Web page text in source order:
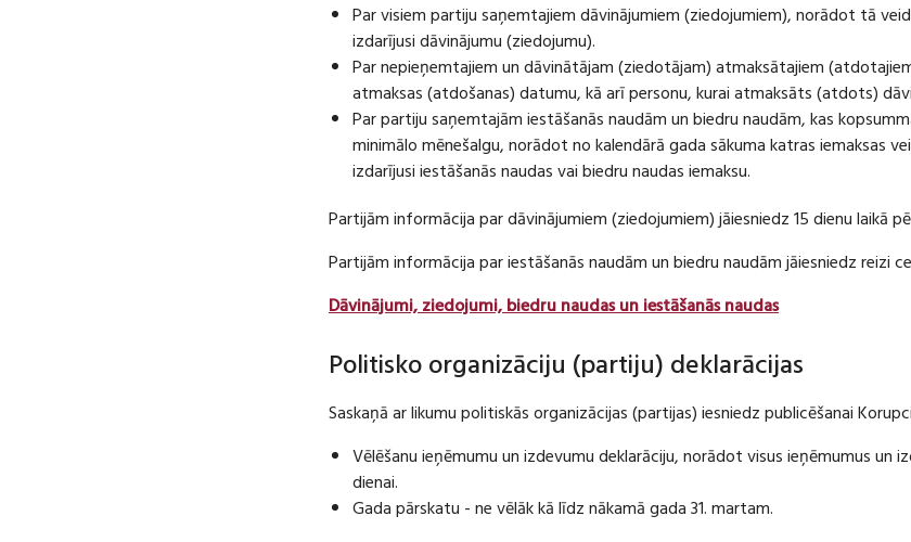
Par visiem partiju saņemtajiem dāvinājumiem (ziedojumiem), norādot tā
izdarījusi dāvinājumu (ziedojumu).
Par nepieņemtajiem un dāvinātājam (ziedotājam) atmaksātajiem
atmaksas (atdošanas) datumu, kā arī personu, kurai atmaksāts (atdots)
Par partiju saņemtajām iestāšanās naudām un biedru naudām, kas
minimālo mēnešalgu, norādot no kalendārā gada sākuma katras iemaksas
izdarījusi iestāšanās naudas vai biedru naudas iemaksu.
Partijām informācija par dāvinājumiem (ziedojumiem) jāiesniedz 15 dienu
Partijām informācija par iestāšanās naudām un biedru naudām jāiesniedz reizi
Dāvinājumi, ziedojumi, biedru naudas un iestāšanās naudas
Politisko organizāciju (partiju) deklarācijas
Saskaņā ar likumu politiskās organizācijas (partijas) iesniedz publicēšanai
Vēlēšanu ieņēmumu un izdevumu deklarāciju, norādot visus ieņēmumus un
dienai.
Gada pārskatu - ne vēlāk kā līdz nākamā gada 31. martam.